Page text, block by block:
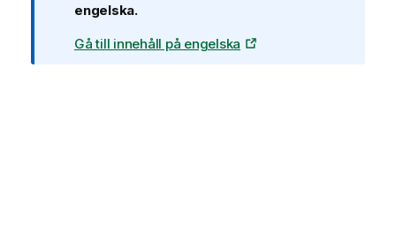
n
e
engelska.
Gå till innehåll på engelska